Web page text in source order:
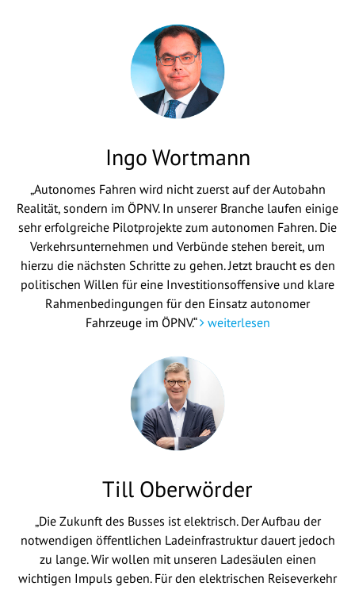
Ingo Wortmann
„Autonomes Fahren wird nicht zuerst auf der Autobahn
Realität, sondern im ÖPNV. In unserer Branche laufen einige
sehr erfolgreiche Pilotprojekte zum autonomen Fahren. Die
Verkehrsunternehmen und Verbünde stehen bereit, um
hierzu die nächsten Schritte zu gehen. Jetzt braucht es den
politischen Willen für eine Investitionsoffensive und klare
Rahmenbedingungen für den Einsatz autonomer
Fahrzeuge im ÖPNV.“ weiterlesen
Till Oberwörder
„Die Zukunft des Busses ist elektrisch. Der Aufbau der
notwendigen öffentlichen Ladeinfrastruktur dauert jedoch
zu lange. Wir wollen mit unseren Ladesäulen einen
wichtigen Impuls geben. Für den elektrischen Reiseverkehr